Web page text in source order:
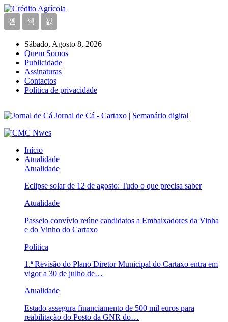
Sábado, Agosto 8, 2026
Quem Somos
Publicidade
Assinaturas
Contactos
Política de privacidade
Jornal de Cá - Cartaxo | Semanário digital
Início
Atualidade
Atualidade
Eclipse solar de 12 de agosto: Tudo o que precisa saber
Atualidade
Passeio convívio reúne candidatos a Embaixadores da Vinha
e do Vinho do Cartaxo
Política
1.ª Revisão do Plano Diretor Municipal do Cartaxo entra em
vigor a 30 de julho de…
Atualidade
Estado assegura financiamento de 500 mil euros para
reabilitação do Posto da GNR do…